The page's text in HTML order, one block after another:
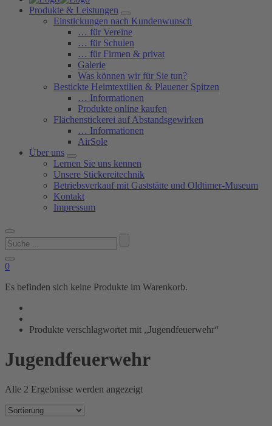
Produkte & Leistungen
Einstickungen nach Kundenwunsch
… für Vereine
… für Schulen
… für Firmen & privat
Galerie
Was können wir für Sie tun?
Bestickte Heimtextilien & Plauener Spitzen
… Informationen
Produkte online kaufen
Flächenstickerei auf Abstandsgewirken
… Informationen
AirSole
Über uns
Lernen Sie uns kennen
Unsere Stickereitechnik
Betriebsverkauf mit Gaststätte und Oldtimer-Museum
Kontakt
Impressum
Suchen
nach:
0
Es befinden sich keine Produkte im Warenkorb.
Produkte verschlagwortet mit „Jugendfeuerwehr“
Jugendfeuerwehr
Alle 2 Ergebnisse werden angezeigt